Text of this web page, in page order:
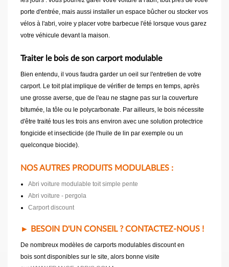
porte d'entrée, mais aussi installer un espace bûcher ou stocker vos
vélos à l'abri, voire y placer votre barbecue l'été lorsque vous garez
votre véhicule devant la maison.
Traiter le bois de son carport modulable
Bien entendu, il vous faudra garder un oeil sur l'entretien de votre
carport. Le toit plat implique de vérifier de temps en temps, après
une grosse averse, que de l'eau ne stagne pas sur la couverture
bitumée, la tôle ou le polycarbonate. Par ailleurs, le bois nécessite
d'être traité tous les trois ans environ avec une solution protectrice
fongicide et insecticide (de l'huile de lin par exemple ou un
quelconque biocide).
NOS AUTRES PRODUITS MODULABLES :
Abri voiture modulable toit simple pente
Abri voiture - pergola
Carport discount
► BESOIN D'UN CONSEIL ? CONTACTEZ-NOUS !
De nombreux modèles de carports modulables discount en
bois sont disponibles sur le site, alors bonne visite